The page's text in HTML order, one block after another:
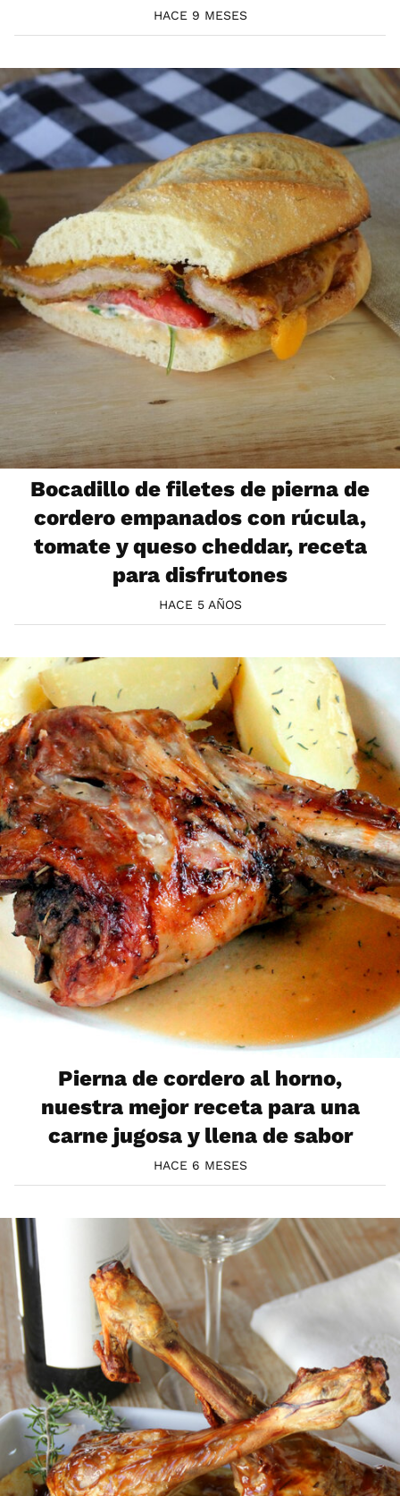
HACE 9 MESES
Bocadillo de filetes de pierna de
cordero empanados con rúcula,
tomate y queso cheddar, receta
para disfrutones
HACE 5 AÑOS
Pierna de cordero al horno,
nuestra mejor receta para una
carne jugosa y llena de sabor
HACE 6 MESES